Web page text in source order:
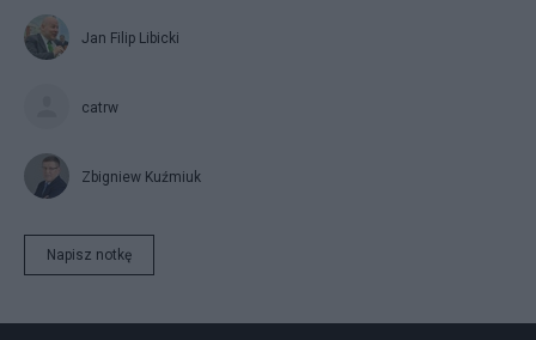
Jan Filip Libicki
catrw
Zbigniew Kuźmiuk
Napisz notkę